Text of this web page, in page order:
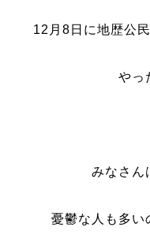
12月8日に地歴公
やっ
みなさん
憂鬱な人も多い